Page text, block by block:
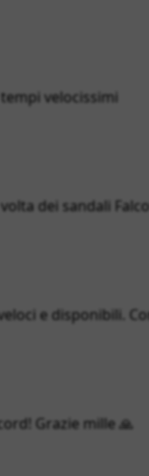
velocissimi
dei sandali
e disponibili.
Grazie mille 🙏